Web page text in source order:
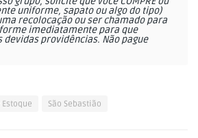
uniforme, sapato ou algo do tipo)
recolocação ou ser chamado para
imediatamente para que
providências. Não pague
São Sebastião